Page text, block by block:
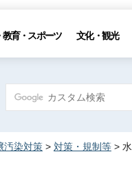
教育・スポーツ 文化・観光
汚染対策 > 対策・規制等 >